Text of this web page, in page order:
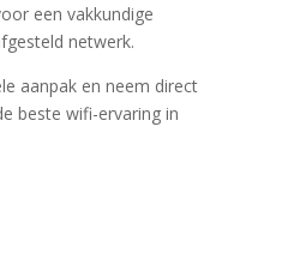
een vakkundige
netwerk.
aanpak en neem direct
beste wifi-ervaring in